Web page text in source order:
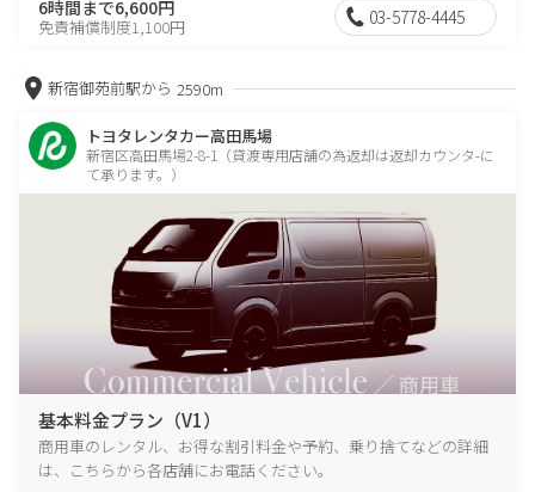
6時間まで6,600円
免責補償制度1,100円 03-5778-4445
新宿御苑前駅から 2590m
トヨタレンタカー高田馬場
新宿区高田馬場2-8-1（貸渡専用店舗の為返却は返却カウンタ-に
て承ります。）
基本料金プラン（V1）
商用車のレンタル、お得な割引料金や予約、乗り捨てなどの詳細
は、こちらから各店舗にお電話ください。